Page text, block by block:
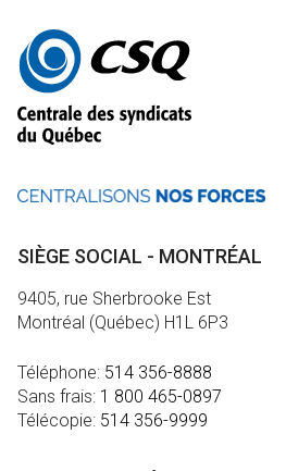
Autres
informations
SIÈGE SOCIAL - MONTRÉAL
9405, rue Sherbrooke Est
Montréal (Québec) H1L 6P3
Téléphone: 514 356-8888
Sans frais: 1 800 465-0897
Télécopie: 514 356-9999